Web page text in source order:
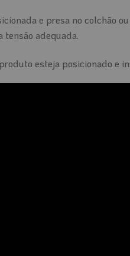
e presa no colchão
tensão adequada.
esteja posicionado e